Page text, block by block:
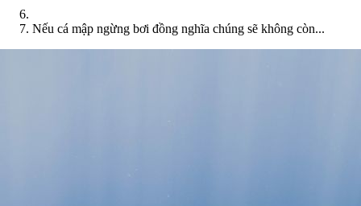
Nếu cá mập ngừng bơi đồng nghĩa chúng sẽ không còn...